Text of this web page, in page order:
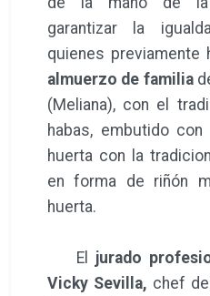
garantizar la
quienes previamente
almuerzo de familia
(Meliana), con el
habas, embutido
huerta con la
en forma de riñón
huerta.
El jurado
Vicky Sevilla, chef del